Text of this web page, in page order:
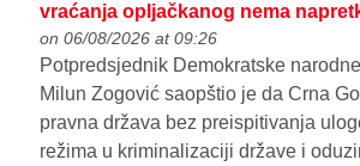
vraćanja opljačkanog nema
on 06/08/2026 at 09:26
Potpredsjednik Demokratske
Milun Zogović saopštio je da Crna
pravna država bez preispitivanja
režima u kriminalizaciji države i